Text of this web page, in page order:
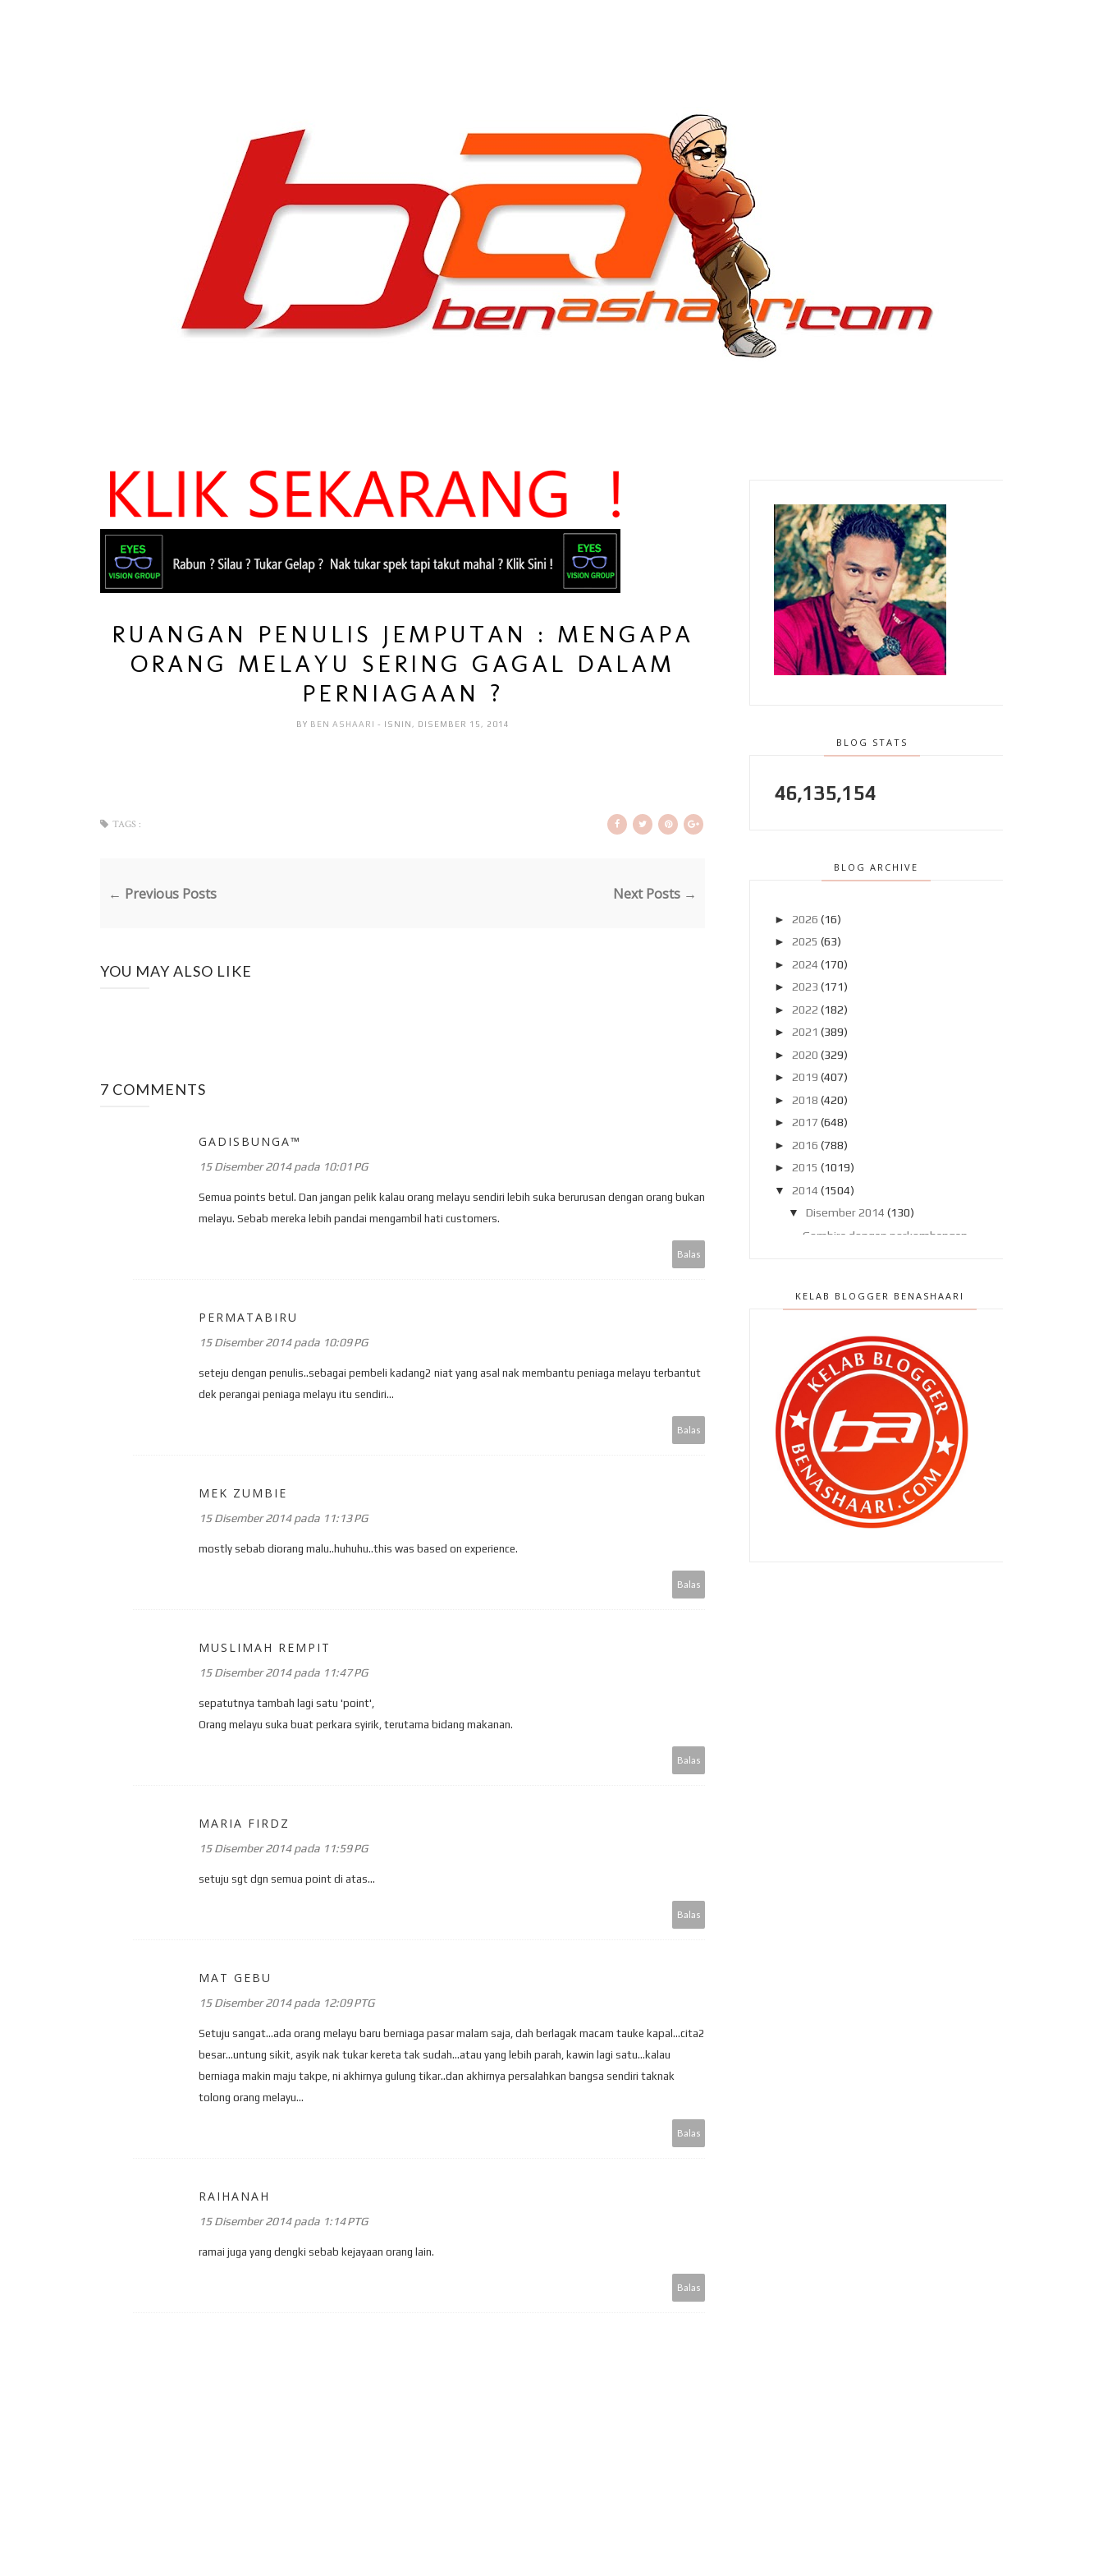
RUANGAN PENULIS JEMPUTAN : MENGAPA
ORANG MELAYU SERING GAGAL DALAM
PERNIAGAAN ?
BY BEN ASHAARI - ISNIN, DISEMBER 15, 2014
TAGS :
← Previous Posts Next Posts →
YOU MAY ALSO LIKE
7 COMMENTS
GADISBUNGA™
15 Disember 2014 pada 10:01 PG
Semua points betul. Dan jangan pelik kalau orang melayu sendiri lebih suka berurusan dengan orang bukan
melayu. Sebab mereka lebih pandai mengambil hati customers.
Balas
PERMATABIRU
15 Disember 2014 pada 10:09 PG
seteju dengan penulis..sebagai pembeli kadang2 niat yang asal nak membantu peniaga melayu terbantut
dek perangai peniaga melayu itu sendiri...
Balas
MEK ZUMBIE
15 Disember 2014 pada 11:13 PG
mostly sebab diorang malu..huhuhu..this was based on experience.
Balas
MUSLIMAH REMPIT
15 Disember 2014 pada 11:47 PG
sepatutnya tambah lagi satu 'point',
Orang melayu suka buat perkara syirik, terutama bidang makanan.
Balas
MARIA FIRDZ
15 Disember 2014 pada 11:59 PG
setuju sgt dgn semua point di atas...
Balas
MAT GEBU
15 Disember 2014 pada 12:09 PTG
Setuju sangat...ada orang melayu baru berniaga pasar malam saja, dah berlagak macam tauke kapal...cita2
besar...untung sikit, asyik nak tukar kereta tak sudah...atau yang lebih parah, kawin lagi satu...kalau
berniaga makin maju takpe, ni akhirnya gulung tikar..dan akhirnya persalahkan bangsa sendiri taknak
tolong orang melayu...
Balas
RAIHANAH
15 Disember 2014 pada 1:14 PTG
ramai juga yang dengki sebab kejayaan orang lain.
Balas
BLOG STATS
46,135,154
BLOG ARCHIVE
► 2026 (16)
► 2025 (63)
► 2024 (170)
► 2023 (171)
► 2022 (182)
► 2021 (389)
► 2020 (329)
► 2019 (407)
► 2018 (420)
► 2017 (648)
► 2016 (788)
► 2015 (1019)
▼
2014 (1504)
▼
Disember 2014 (130)
Gembira dengan perkembangan
Khas untuk anda : Buku Bekal Ke
Sekolah
Bantu ibu derma baju..
Bila jarinya luka ..
Berat dada membacanya..
Bercucuran airmata melihat kesan
banjir !
KELAB BLOGGER BENASHAARI